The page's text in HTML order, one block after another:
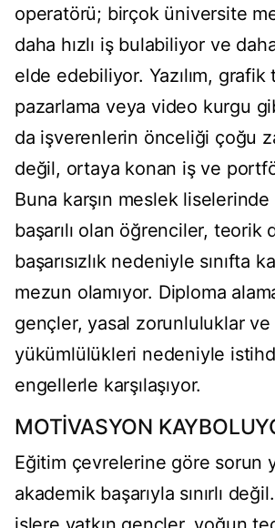
operatörü; birçok üniversite
daha hızlı iş bulabiliyor ve
elde edebiliyor. Yazılım, grafik
pazarlama veya video kurgu
da işverenlerin önceliği çoğu
değil, ortaya konan iş ve
Buna karşın meslek
başarılı olan öğrenciler, teorik
başarısızlık nedeniyle sınıfta
mezun olamıyor. Diploma
gençler, yasal zorunluluklar
yükümlülükleri nedeniyle
engellerle karşılaşıyor.
MOTİVASYON
Eğitim çevrelerine göre sorun
akademik başarıyla sınırlı